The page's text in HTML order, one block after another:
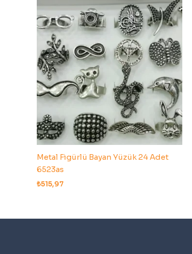
Metal Figürlü Bayan Yüzük 24 Adet
6523as
₺515,97